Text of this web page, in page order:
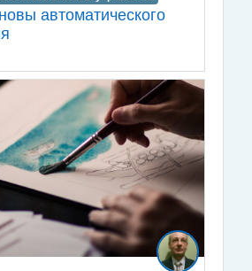
автоматического